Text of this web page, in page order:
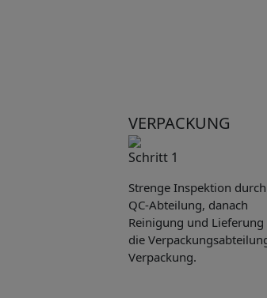
VERPACKUNG
Schritt 1
Strenge Inspektion
QC-Abteilung, danach
Reinigung und Lieferung
die
Verpackung.